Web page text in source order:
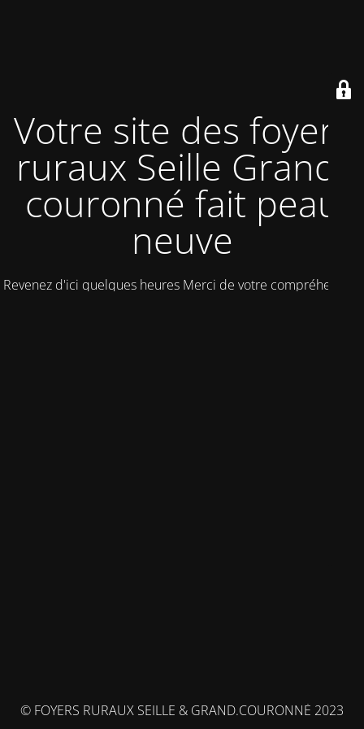
Votre site des foyers
ruraux Seille Grand-
couronné fait peau
neuve
Revenez d'ici quelques heures Merci de votre compréhension
© FOYERS RURAUX SEILLE & GRAND.COURONNÉ 2023